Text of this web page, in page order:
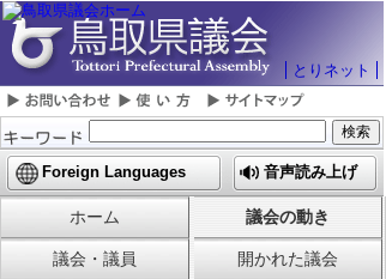
とりネット
Foreign Languages 音声読み上げ
ホーム 議会の動き
議会・議員 開かれた議会